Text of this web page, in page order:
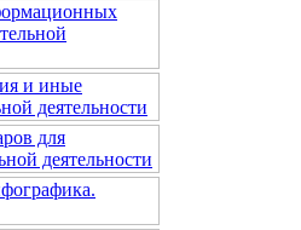
и иные
деятельности
для
деятельности